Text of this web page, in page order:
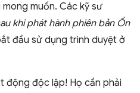
muốn. Các kỹ sư
khi phát hành phiên bản Ổn
đầu sử dụng trình duyệt ở
động độc lập! Họ cần phải